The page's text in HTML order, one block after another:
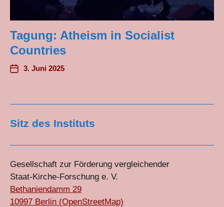
Tagung: Atheism in Socialist
Countries
3. Juni 2025
Sitz des Instituts
Gesellschaft zur Förderung vergleichender
Staat-Kirche-Forschung e. V.
Bethaniendamm 29
10997 Berlin (OpenStreetMap)